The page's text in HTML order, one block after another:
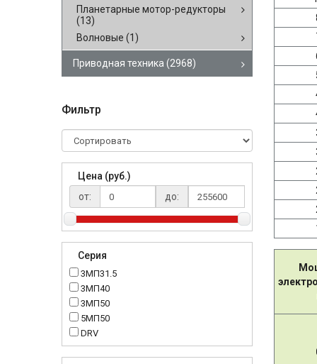
Планетарные мотор-редукторы
(13)
Волновые (1)
Приводная техника (2968)
Фильтр
Цена (руб.)
от:
до:
Серия
3МП31.5
3МП40
3МП50
5МП50
DRV
K..DR